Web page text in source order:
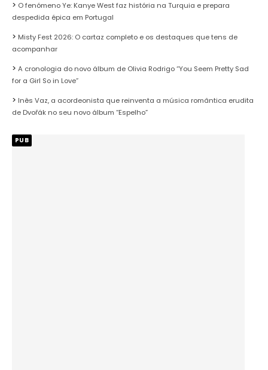
O fenómeno Ye: Kanye West faz história na Turquia e prepara
despedida épica em Portugal
Misty Fest 2026: O cartaz completo e os destaques que tens de
acompanhar
A cronologia do novo álbum de Olivia Rodrigo “You Seem Pretty Sad
for a Girl So in Love”
Inês Vaz, a acordeonista que reinventa a música romântica erudita
de Dvořák no seu novo álbum “Espelho”
PUB